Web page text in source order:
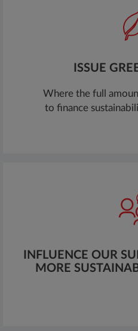
ISSUE
Where the full
to finance
INFLUENCE OUR
MORE